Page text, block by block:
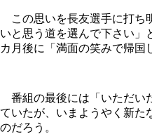
この思いを長友選手に打ち
いと思う道を選んで下さい」
カ月後に「満面の笑みで帰国
番組の最後には「いただい
ていたが、いまようやく新た
のだろう。